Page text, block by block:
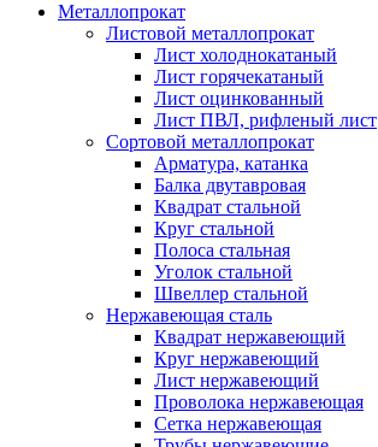
Металлопрокат
Листовой металлопрокат
Лист холоднокатаный
Лист горячекатаный
Лист оцинкованный
Лист ПВЛ, рифленый лист
Сортовой металлопрокат
Арматура, катанка
Балка двутавровая
Квадрат стальной
Круг стальной
Полоса стальная
Уголок стальной
Швеллер стальной
Нержавеющая сталь
Квадрат нержавеющий
Круг нержавеющий
Лист нержавеющий
Проволока нержавеющая
Сетка нержавеющая